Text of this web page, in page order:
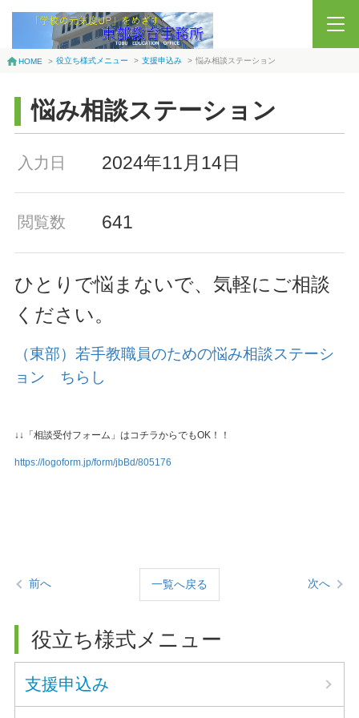
HOME > 役立ち様式メニュー > 支援申込み > 悩み相談ステーション
悩み相談ステーション
入力日 2024年11月14日
閲覧数 641
ひとりで悩まないで、気軽にご相談
ください。
（東部）若手教職員のための悩み相談ステーシ
ョン ちらし
↓↓「相談受付フォーム」はコチラからでもOK！！
https://logoform.jp/form/jbBd/805176
前へ 一覧へ戻る 次へ
役立ち様式メニュー
支援申込み